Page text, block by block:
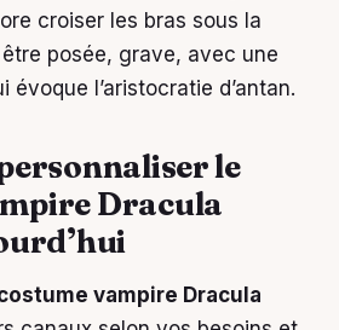
croiser les bras sous la
posée, grave, avec une
évoque l’aristocratie d’antan.
le
Dracula
vampire Dracula